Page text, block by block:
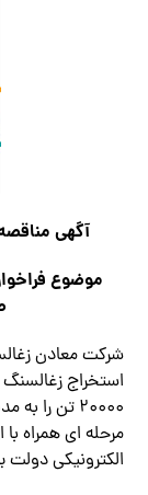
آگهي
موضوع
شركت معادن
استخراج
۲۰۰۰۰ تن
مرحله اي همراه
الکترونیکی دولت